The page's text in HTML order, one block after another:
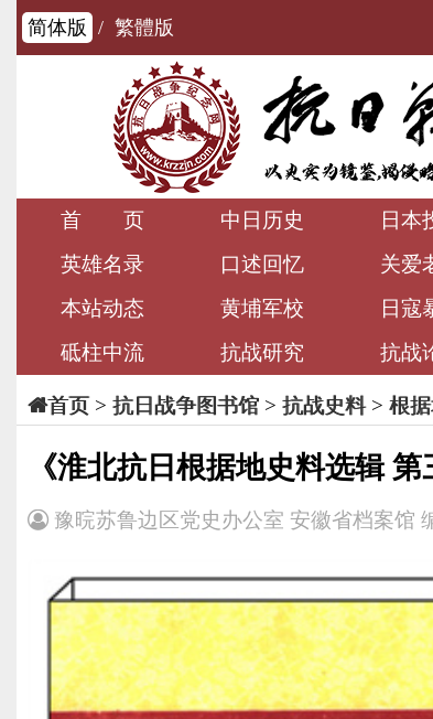
简体版 / 繁體版
首 页 中日历史 日本
英雄名录
口述回忆 关爱
本站动态
黄埔军校 日寇
砥柱中流
抗战研究 抗战
首页> 抗日战争图书馆 > 抗战史料> 根
《淮北抗日根据地史料选辑 第
豫晥苏鲁边区党史办公室 安徽省档案馆